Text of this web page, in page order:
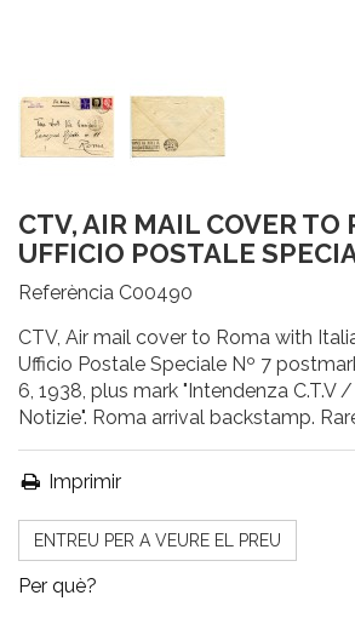
CTV, AIR MAIL COVER TO
UFFICIO POSTALE
Referència C00490
CTV, Air mail cover to Roma with
Ufficio Postale Speciale Nº 7
6, 1938, plus mark "Intendenza C.T.V
Notizie". Roma arrival backstamp.
Imprimir
ENTREU PER A VEURE EL PREU
Per què?